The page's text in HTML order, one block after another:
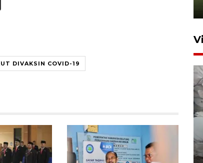
DIVAKSIN COVID-19
BPBD Pangkalpinang
siagakan air bersih hadapi
kekeringan